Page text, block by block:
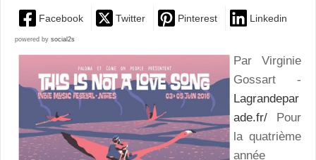
Facebook Twitter Pinterest Linkedin
powered by social2s
Par Virginie
Gossart -
Lagrandepar
ade.fr/ Pour
la quatrième
année